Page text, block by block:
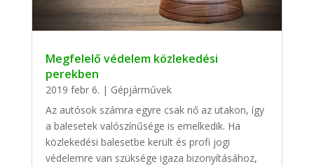
Megfelelő védelem közlekedési
perekben
2019 febr 6. | Gépjárművek
Az autósok számra egyre csak nő az utakon, így
a balesetek valószínűsége is emelkedik. Ha
közlekedési balesetbe került és profi jogi
védelemre van szüksége igaza bizonyításához,